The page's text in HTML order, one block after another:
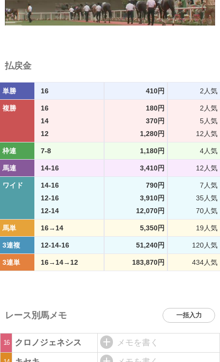
払戻金
単勝 16 410円 2人気
複勝 16 180円
2人気
14
370円
5人気
12
1,280円 12人気
枠連 7-8 1,180円 4人気
馬連 14-16 3,410円 12人気
ワイド 14-16 790円
7人気
12-16
3,910円
35人気
12-14
12,070円 70人気
馬単 16→14 5,350円 19人気
3連複 12-14-16 51,240円 120人気
3連単 16→14→12 183,870円 434人気
レース別馬メモ 一括入力
16 クロノジェネシス メモを書く